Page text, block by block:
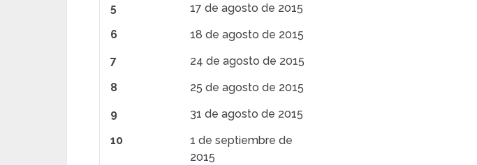
5
17 de agosto de 2015
6
18 de agosto de 2015
7
24 de agosto de 2015
8
25 de agosto de 2015
9
31 de agosto de 2015
10
1 de septiembre de
2015